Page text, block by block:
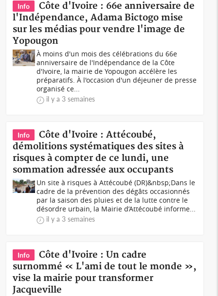
Info
Côte d'Ivoire : 66e anniversaire de
l'Indépendance, Adama Bictogo mise
sur les médias pour vendre l'image de
Yopougon
À moins d'un mois des célébrations du 66e
anniversaire de l'Indépendance de la Côte
d'Ivoire, la mairie de Yopougon accélère les
préparatifs. À l'occasion d'un déjeuner de presse
organisé ce...
il y a 3 semaines
Info
Côte d'Ivoire : Attécoubé,
démolitions systématiques des sites à
risques à compter de ce lundi, une
sommation adressée aux occupants
Un site à risques à Attécoubé (DR)&nbsp;Dans le
cadre de la prévention des dégâts occasionnés
par la saison des pluies et de la lutte contre le
désordre urbain, la Mairie d’Attécoubé informe...
il y a 3 semaines
Info
Côte d'Ivoire : Un cadre
surnommé « L'ami de tout le monde »,
vise la mairie pour transformer
Jacqueville